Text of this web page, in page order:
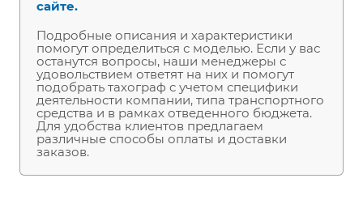
сайте.
Подробные описания и характеристики
помогут определиться с моделью. Если у вас
останутся вопросы, наши менеджеры с
удовольствием ответят на них и помогут
подобрать тахограф с учетом специфики
деятельности компании, типа транспортного
средства и в рамках отведенного бюджета.
Для удобства клиентов предлагаем
различные способы оплаты и доставки
заказов.